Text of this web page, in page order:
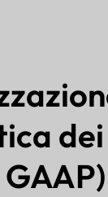
GAAP)